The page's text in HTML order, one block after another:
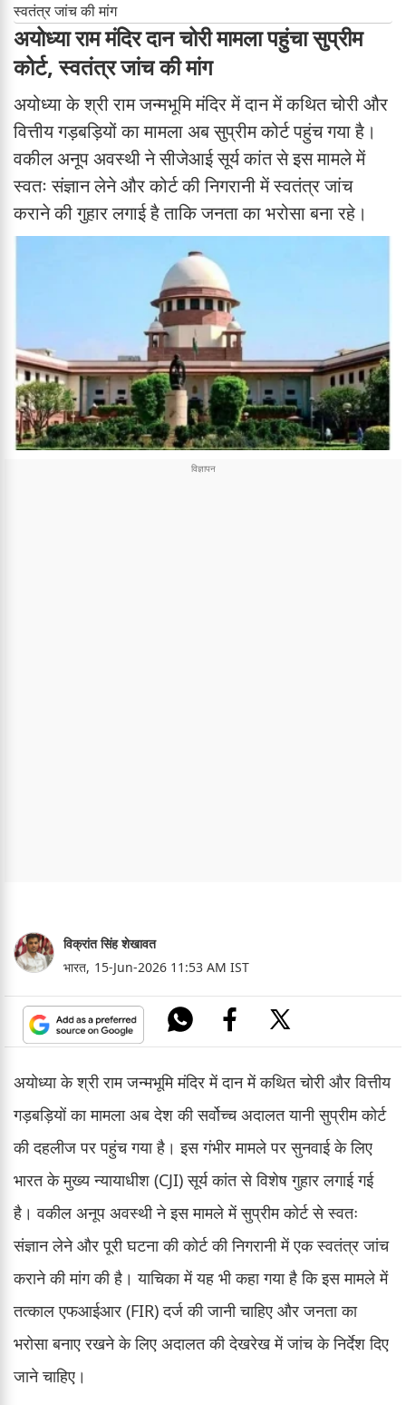
स्वतंत्र जांच की मांग
अयोध्या राम मंदिर दान चोरी मामला पहुंचा सुप्रीम
कोर्ट, स्वतंत्र जांच की मांग
अयोध्या के श्री राम जन्मभूमि मंदिर में दान में कथित चोरी और
वित्तीय गड़बड़ियों का मामला अब सुप्रीम कोर्ट पहुंच गया है।
वकील अनूप अवस्थी ने सीजेआई सूर्य कांत से इस मामले में
स्वतः संज्ञान लेने और कोर्ट की निगरानी में स्वतंत्र जांच
कराने की गुहार लगाई है ताकि जनता का भरोसा बना रहे।
विक्रांत सिंह शेखावत
भारत, 15-Jun-2026 11:53 AM IST
अयोध्या के श्री राम जन्मभूमि मंदिर में दान में कथित चोरी और वित्तीय
गड़बड़ियों का मामला अब देश की सर्वोच्च अदालत यानी सुप्रीम कोर्ट
की दहलीज पर पहुंच गया है। इस गंभीर मामले पर सुनवाई के लिए
भारत के मुख्य न्यायाधीश (CJI) सूर्य कांत से विशेष गुहार लगाई गई
है। वकील अनूप अवस्थी ने इस मामले में सुप्रीम कोर्ट से स्वतः
संज्ञान लेने और पूरी घटना की कोर्ट की निगरानी में एक स्वतंत्र जांच
कराने की मांग की है। याचिका में यह भी कहा गया है कि इस मामले में
तत्काल एफआईआर (FIR) दर्ज की जानी चाहिए और जनता का
भरोसा बनाए रखने के लिए अदालत की देखरेख में जांच के निर्देश दिए
जाने चाहिए।